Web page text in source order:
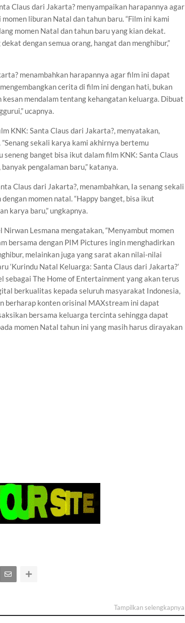
Claus dari Jakarta? menyampaikan harapannya agar
liburan Natal dan tahun baru. “Film ini kami
momen Natal dan tahun baru yang kian dekat.
dengan semua orang, hangat dan menghibur,”
menambahkan harapannya agar film ini dapat
cerita di film ini dengan hati, bukan
mendalam tentang kehangatan keluarga. Dibuat
ucapnya.
KNK: Santa Claus dari Jakarta?, menyatakan,
sekali karya kami akhirnya bertemu
seneng banget bisa ikut dalam film KNK: Santa Claus
pengalaman baru,” katanya.
Claus dari Jakarta?, menambahkan, Ia senang sekali
momen natal. “Happy banget, bisa ikut
karya baru,” ungkapnya.
Lesmana mengatakan, “Menyambut momen
bersama dengan PIM Pictures ingin menghadirkan
melainkan juga yang sarat akan nilai-nilai
‘Kurindu Natal Keluarga: Santa Claus dari Jakarta?’
sebagai The Home of Entertainment yang akan terus
berkualitas kepada seluruh masyarakat Indonesia,
berharap konten orisinal MAXstream ini dapat
bersama keluarga tercinta sehingga dapat
momen Natal tahun ini yang masih harus dirayakan
Tampilkan selengkapnya